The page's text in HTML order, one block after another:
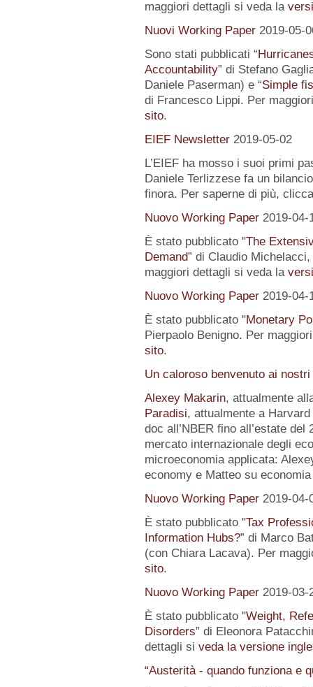
maggiori dettagli si veda la
Nuovi Working Paper 2019-05-
Sono stati pubblicati “
Accountability” di Stefano
Daniele Paserman) e “Simple
di Francesco Lippi. Per
sito.
EIEF Newsletter 2019-05-02
L’EIEF ha mosso i suoi primi
Daniele Terlizzese fa un
finora. Per saperne di più,
Nuovo Working Paper 2019-04-
È stato pubblicato "The
Demand” di Claudio
maggiori dettagli si veda la
Nuovo Working Paper 2019-04-
È stato pubblicato "Monetary
Pierpaolo Benigno. Per
sito.
Un caloroso benvenuto ai
Alexey Makarin, attualmente
Paradisi, attualmente a
doc all’NBER fino all’estate
mercato internazionale degli
microeconomia applicata:
economy e Matteo su
Nuovo Working Paper 2019-04-
È stato pubblicato "Tax
Information Hubs?” di Marco
(con Chiara Lacava). Per
sito.
Nuovo Working Paper 2019-03-
È stato pubblicato "Weight,
Disorders” di Eleonora
dettagli si veda la versione
“Austerità - quando funziona e